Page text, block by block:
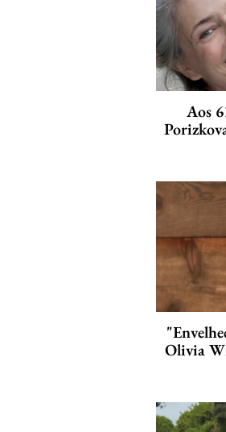
Aos
Olivia